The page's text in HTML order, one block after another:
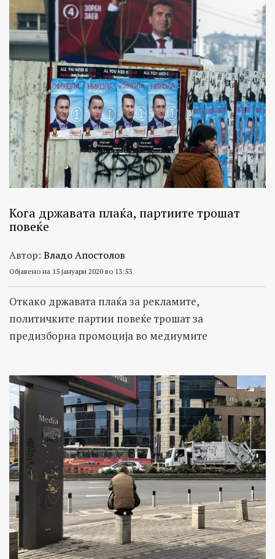
Кога државата плаќа, партиите трошат
повеќе
Автор: Владо Апостолов
Објавено на 15 јануари 2020 во 13:53
Откако државата плаќа за рекламите,
политичките партии повеќе трошат за
предизборна промоција во медиумите